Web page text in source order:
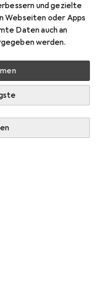
und gezielte
Webseiten oder Apps
Daten auch an
werden.
Gürtelclip